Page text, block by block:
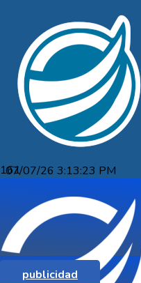
publicidad
07/07/26 3:13:23 PM
FOSE ALERTA
PERSONAL EN
LA